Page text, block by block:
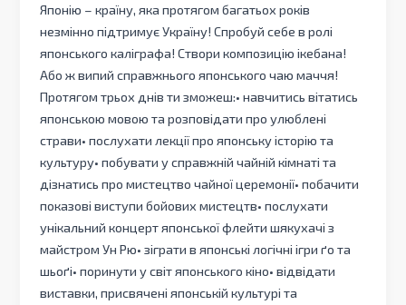
Японію – країну, яка протягом багатьох років
незмінно підтримує Україну! Спробуй себе в ролі
японського каліграфа! Створи композицію ікебана!
Або ж випий справжнього японського чаю маччя!
Протягом трьох днів ти зможеш:• навчитись вітатись
японською мовою та розповідати про улюблені
страви• послухати лекції про японську історію та
культуру• побувати у справжній чайній кімнаті та
дізнатись про мистецтво чайної церемонії• побачити
показові виступи бойових мистецтв• послухати
унікальний концерт японської флейти шякухачі з
майстром Ун Рю• зіграти в японські логічні ігри ґо та
шьоґі• поринути у світ японського кіно• відвідати
виставки, присвячені японській культурі та